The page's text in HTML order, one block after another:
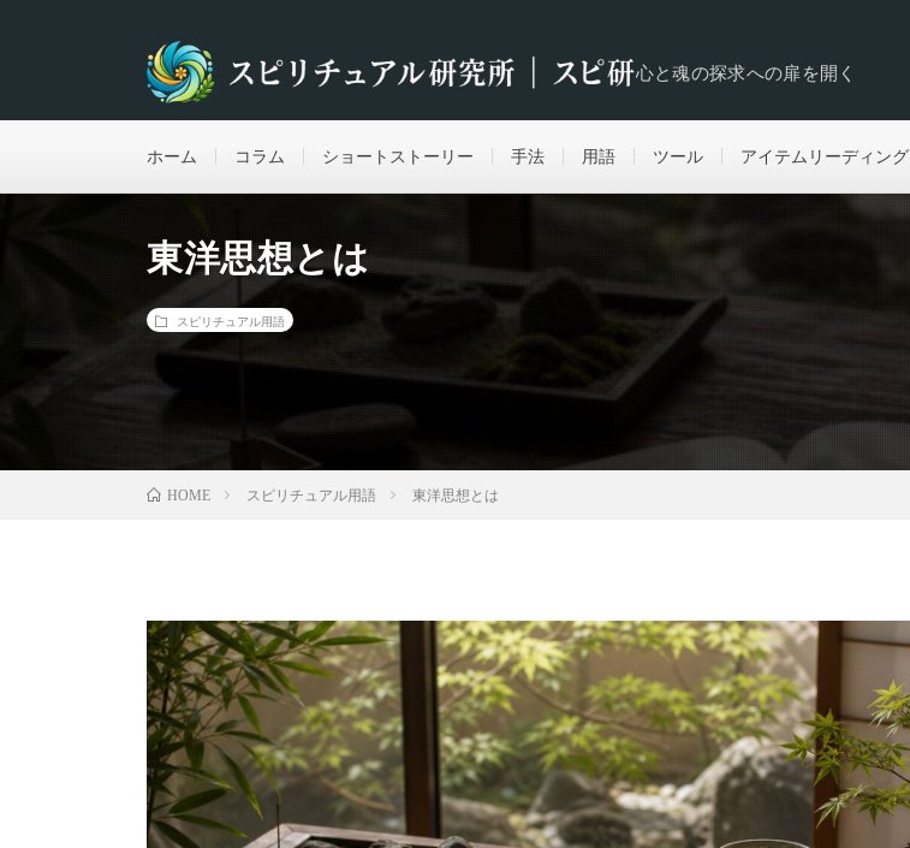
心と魂の探求への扉を開く
ホーム コラム ショートストーリー 手法 用語 ツール アイテムリーディング
東洋思想とは
スピリチュアル用語
HOME スピリチュアル用語 東洋思想とは